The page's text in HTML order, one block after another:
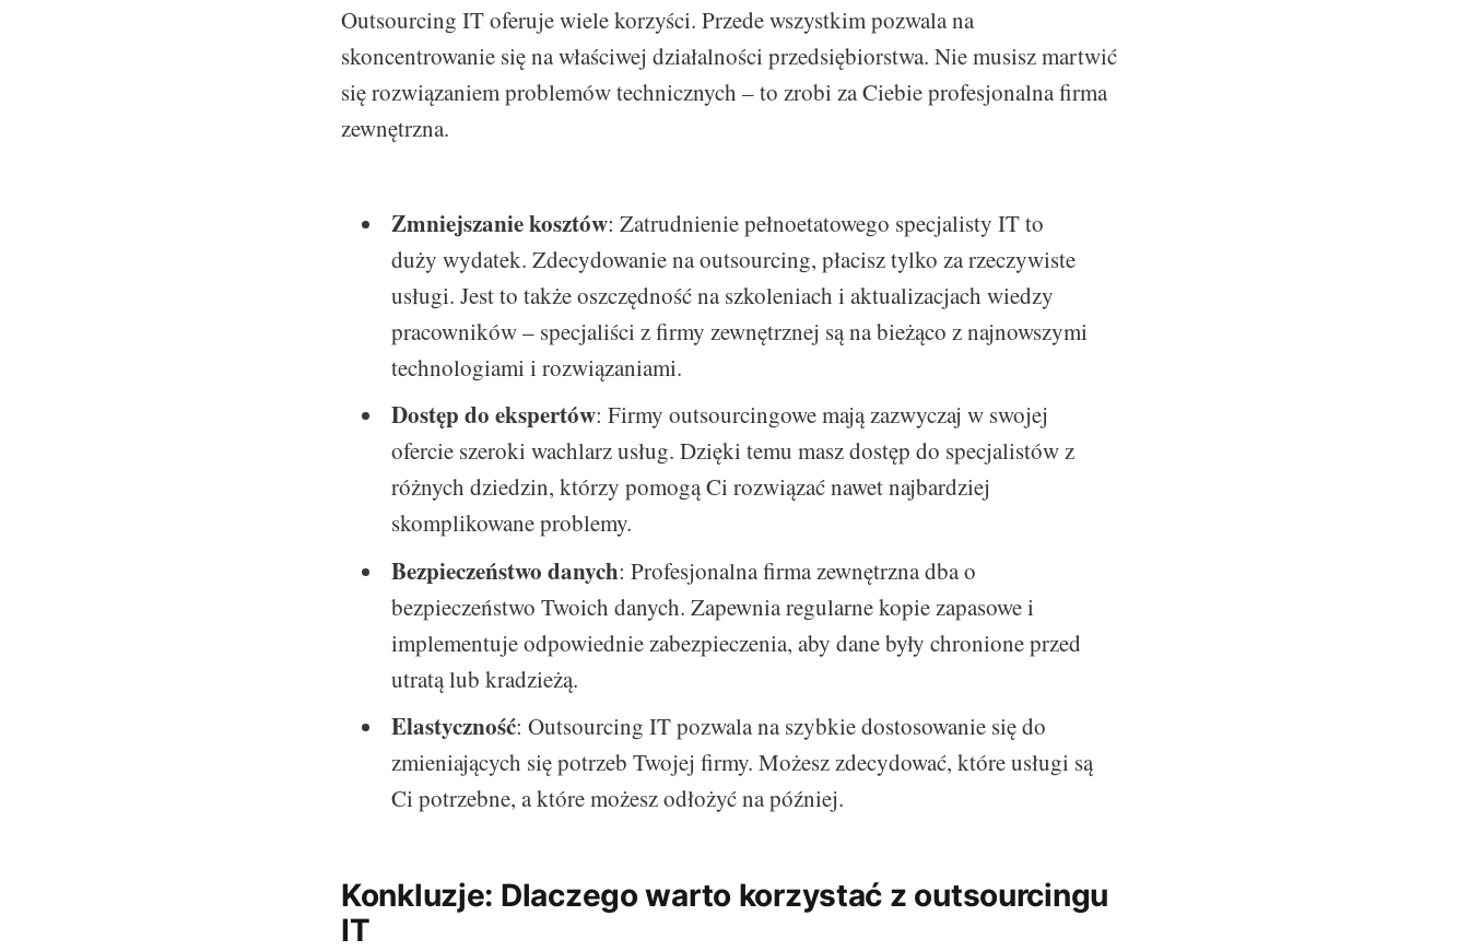
Outsourcing IT oferuje wiele korzyści. Przede wszystkim pozwala na
skoncentrowanie się na właściwej działalności przedsiębiorstwa. Nie musisz martwić
się rozwiązaniem problemów technicznych – to zrobi za Ciebie profesjonalna firma
zewnętrzna.
Zmniejszanie kosztów: Zatrudnienie pełnoetatowego specjalisty IT to
duży wydatek. Zdecydowanie na outsourcing, płacisz tylko za rzeczywiste
usługi. Jest to także oszczędność na szkoleniach i aktualizacjach wiedzy
pracowników – specjaliści z firmy zewnętrznej są na bieżąco z najnowszymi
technologiami i rozwiązaniami.
Dostęp do ekspertów: Firmy outsourcingowe mają zazwyczaj w swojej
ofercie szeroki wachlarz usług. Dzięki temu masz dostęp do specjalistów z
różnych dziedzin, którzy pomogą Ci rozwiązać nawet najbardziej
skomplikowane problemy.
Bezpieczeństwo danych: Profesjonalna firma zewnętrzna dba o
bezpieczeństwo Twoich danych. Zapewnia regularne kopie zapasowe i
implementuje odpowiednie zabezpieczenia, aby dane były chronione przed
utratą lub kradzieżą.
Elastyczność: Outsourcing IT pozwala na szybkie dostosowanie się do
zmieniających się potrzeb Twojej firmy. Możesz zdecydować, które usługi są
Ci potrzebne, a które możesz odłożyć na później.
Konkluzje: Dlaczego warto korzystać z outsourcingu
IT